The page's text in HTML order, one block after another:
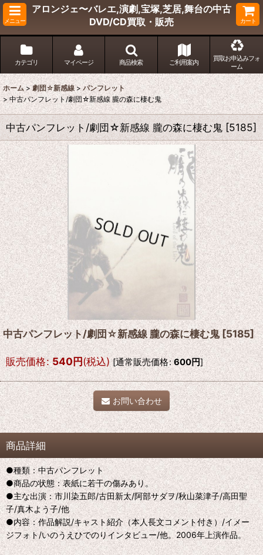
メニュー
アロンジェ〜バレエ,演劇,宝塚,芝居,舞台の中古
DVD/CD買取・販売
カート
カテゴリ マイページ 商品検索 ご利用案内
買取お申込みフォ
ーム
ホーム > 劇団☆新感線 > パンフレット
> 中古パンフレット/劇団☆新感線 朧の森に棲む鬼
中古パンフレット/劇団☆新感線 朧の森に棲む鬼 [5185]
中古パンフレット/劇団☆新感線 朧の森に棲む鬼[5185]
販売価格: 540円(税込) [通常販売価格: 600円]
お問い合わせ
商品詳細
●種類：中古パンフレット
●商品の状態：表紙に若干の傷みあり。
●主な出演：市川染五郎/古田新太/阿部サダヲ/秋山菜津子/高田聖
子/真木よう子/他
●内容：作品解説/キャスト紹介（本人長文コメント付き）/イメー
ジフォト/いのうえひでのりインタビュー/他。2006年上演作品。